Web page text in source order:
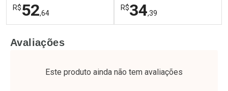
R$52,64
Laboratório
Por Menos
R$34,39
Laboratório
Por Menos
Avaliações
Este produto ainda não tem avaliações